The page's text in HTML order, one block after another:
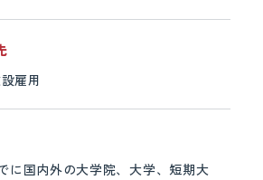
雇用
に国内外の大学院、大学、短期大